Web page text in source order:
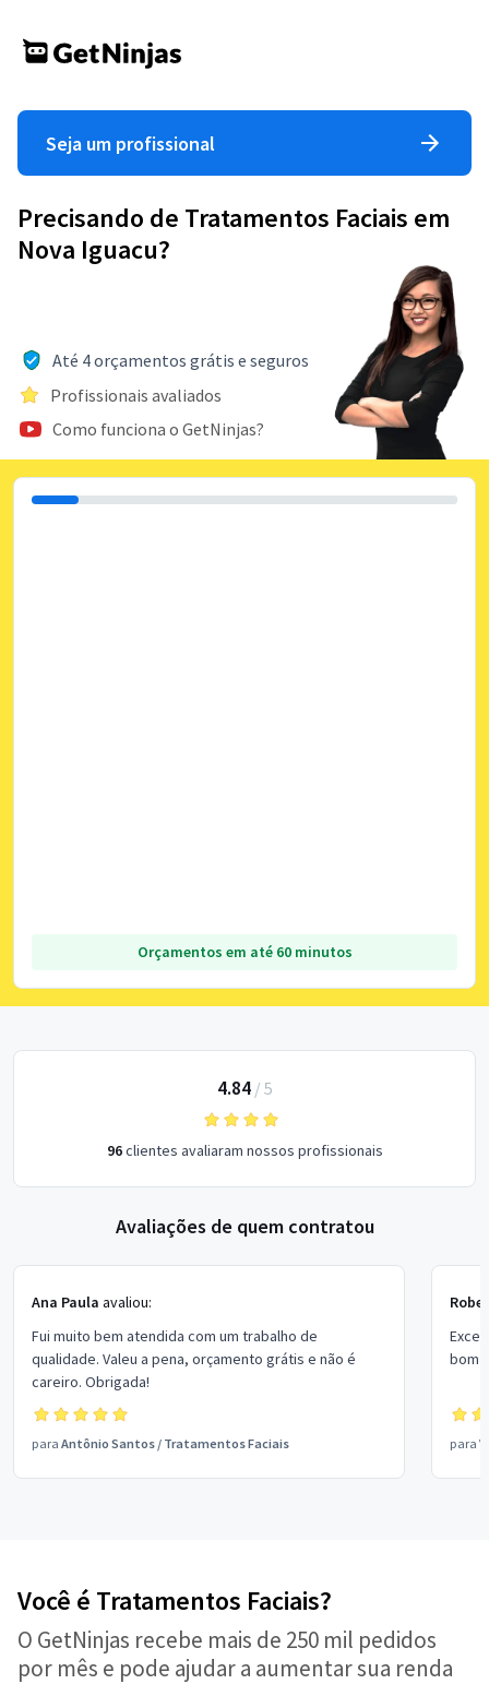
Seja um profissional
Precisando de Tratamentos Faciais em
Nova Iguacu?
Até 4 orçamentos grátis e seguros
Profissionais avaliados
Como funciona o GetNinjas?
Orçamentos em até 60 minutos
4.84/ 5
96clientes avaliaram nossos profissionais
Avaliações de quem contratou
Ana Paula avaliou:
Fui muito bem atendida com um trabalho de
qualidade. Valeu a pena, orçamento grátis e não é
careiro. Obrigada!
para Antônio Santos / Tratamentos Faciais
bom
para
Você é Tratamentos Faciais?
O GetNinjas recebe mais de 250 mil pedidos
por mês e pode ajudar a aumentar sua renda